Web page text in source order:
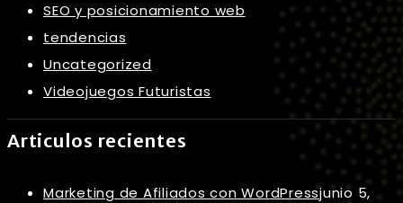
SEO y posicionamiento web
tendencias
Uncategorized
Videojuegos Futuristas
Articulos recientes
Marketing de Afiliados con WordPressjunio 5,